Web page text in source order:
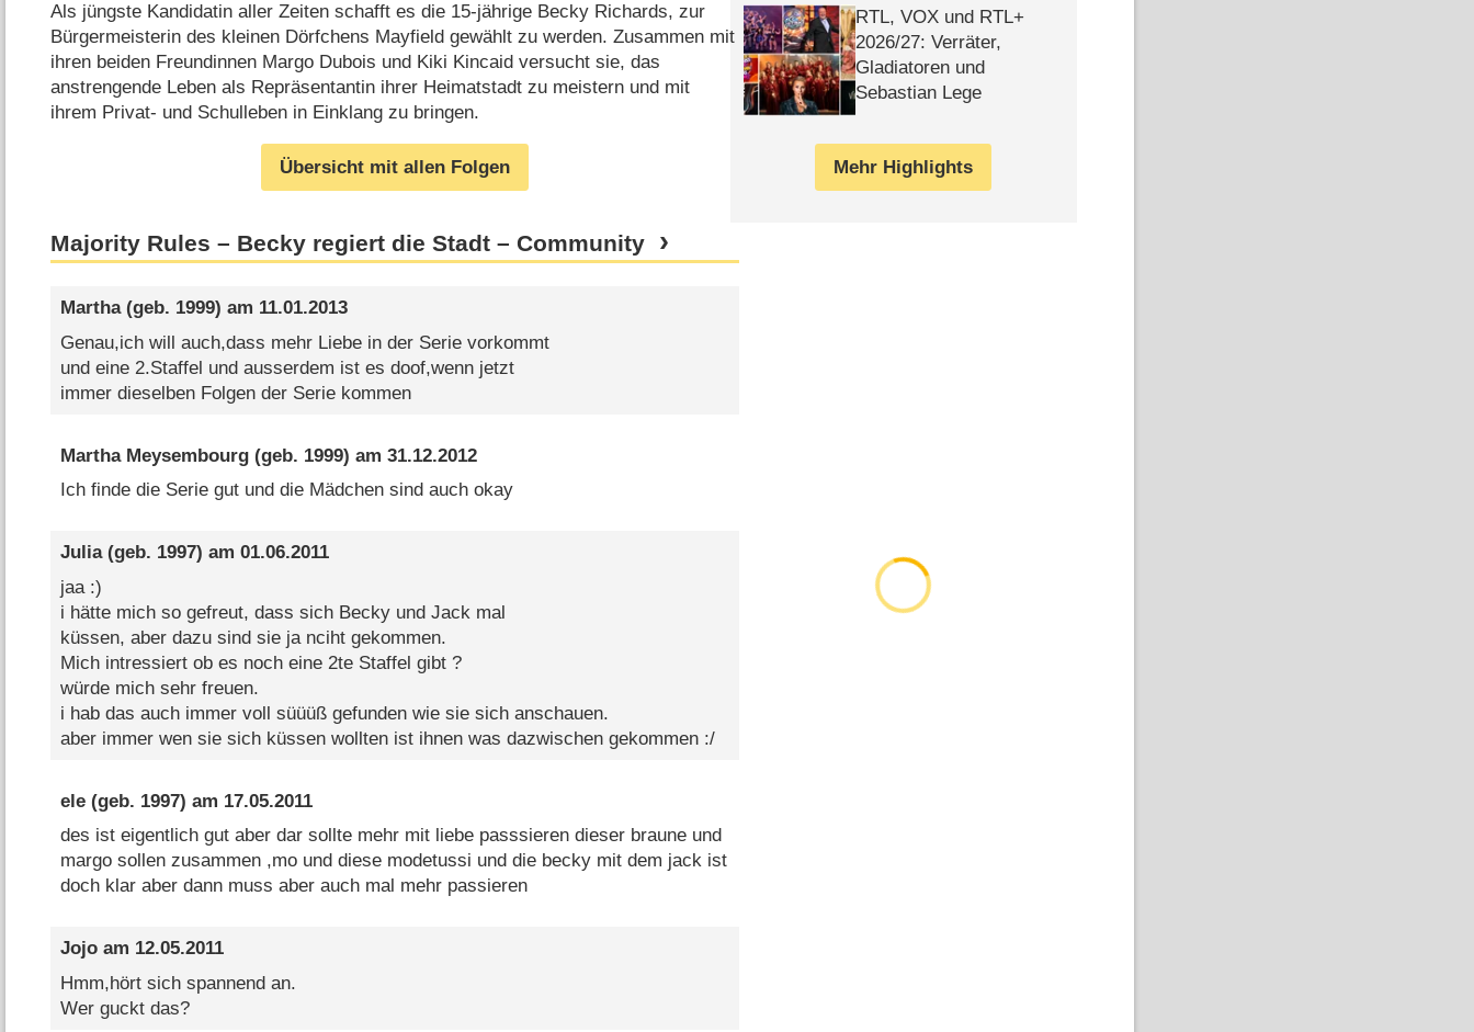
Als jüngste Kandidatin aller Zeiten schafft es die 15-jährige Becky Richards, zur
Bürgermeisterin des kleinen Dörfchens Mayfield gewählt zu werden. Zusammen mit
ihren beiden Freundinnen Margo Dubois und Kiki Kincaid versucht sie, das
anstrengende Leben als Repräsentantin ihrer Heimatstadt zu meistern und mit
ihrem Privat- und Schulleben in Einklang zu bringen.
Übersicht mit allen Folgen
Majority Rules – Becky regiert die Stadt – Community
Martha(geb. 1999) am 11.01.2013
Genau,ich will auch,dass mehr Liebe in der Serie vorkommt
und eine 2.Staffel und ausserdem ist es doof,wenn jetzt
immer dieselben Folgen der Serie kommen
Martha Meysembourg(geb. 1999) am 31.12.2012
Ich finde die Serie gut und die Mädchen sind auch okay
Julia(geb. 1997) am 01.06.2011
jaa :)
i hätte mich so gefreut, dass sich Becky und Jack mal
küssen, aber dazu sind sie ja nciht gekommen.
Mich intressiert ob es noch eine 2te Staffel gibt ?
würde mich sehr freuen.
i hab das auch immer voll süüüß gefunden wie sie sich anschauen.
aber immer wen sie sich küssen wollten ist ihnen was dazwischen gekommen :/
ele(geb. 1997) am 17.05.2011
des ist eigentlich gut aber dar sollte mehr mit liebe passsieren dieser braune und
margo sollen zusammen ,mo und diese modetussi und die becky mit dem jack ist
doch klar aber dann muss aber auch mal mehr passieren
Jojoam 12.05.2011
Hmm,hört sich spannend an.
Wer guckt das?
RTL, VOX und RTL+
2026/​27: Verräter,
Gladiatoren und
Sebastian Lege
Mehr Highlights